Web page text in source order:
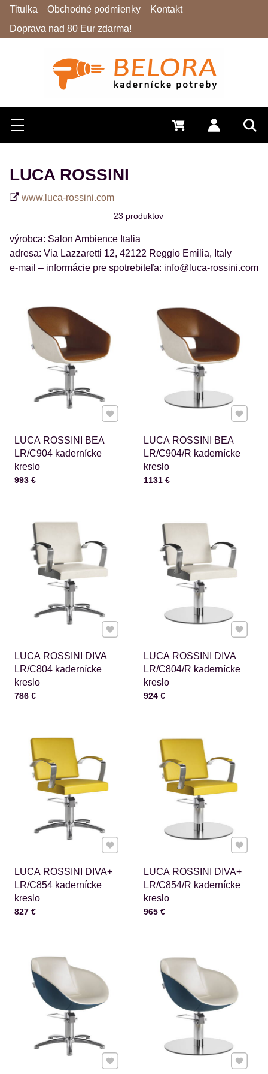
Hľadať
Menu Prihlásiť
0 €
Titulka Obchodné podmienky
Kontakt
Doprava nad 80 Eur zdarma!
LUCA ROSSINI
www.luca-rossini.com
23 produktov
výrobca: Salon Ambience Italia
adresa: Via Lazzaretti 12, 42122 Reggio Emilia, Italy
e-mail – informácie pre spotrebiteľa: info@luca-rossini.com
LUCA ROSSINI BEA
LR/C904 kadernícke
kreslo
Cena s DPH
993 €
Pridať k Obľúbeným
LUCA ROSSINI BEA
LR/C904/R kadernícke
kreslo
Cena s DPH
1131 €
Pridať
LUCA ROSSINI DIVA
LR/C804 kadernícke
kreslo
Cena s DPH
786 €
Pridať k Obľúbeným
LUCA ROSSINI DIVA
LR/C804/R kadernícke
kreslo
Cena s DPH
924 €
Pridať
LUCA ROSSINI DIVA+
LR/C854 kadernícke
kreslo
Cena s DPH
827 €
Pridať k Obľúbeným
LUCA ROSSINI DIVA+
LR/C854/R kadernícke
kreslo
Cena s DPH
965 €
Pridať
Pridať k Obľúbeným Pridať